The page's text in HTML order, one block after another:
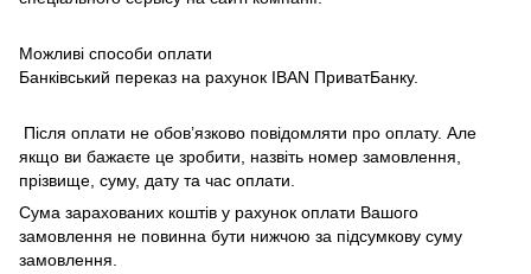
Можливі способи оплати
Банківський переказ на рахунок IBAN ПриватБанку.
Після оплати не обов’язково повідомляти про оплату. Але
якщо ви бажаєте це зробити, назвіть номер замовлення,
прізвище, суму, дату та час оплати.
Сума зарахованих коштів у рахунок оплати Вашого
замовлення не повинна бути нижчою за підсумкову суму
замовлення.